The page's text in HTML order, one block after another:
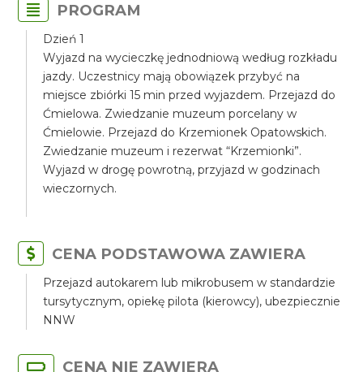
PROGRAM
Dzień 1
Wyjazd na wycieczkę jednodniową według rozkładu
jazdy. Uczestnicy mają obowiązek przybyć na
miejsce zbiórki 15 min przed wyjazdem. Przejazd do
Ćmielowa. Zwiedzanie muzeum porcelany w
Ćmielowie. Przejazd do Krzemionek Opatowskich.
Zwiedzanie muzeum i rezerwat “Krzemionki”.
Wyjazd w drogę powrotną, przyjazd w godzinach
wieczornych.
CENA PODSTAWOWA ZAWIERA
Przejazd autokarem lub mikrobusem w standardzie
tursytycznym, opiekę pilota (kierowcy), ubezpiecznie
NNW
CENA NIE ZAWIERA